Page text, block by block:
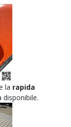
la rapida
disponibile.